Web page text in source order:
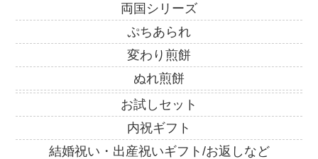
両国シリーズ
ぷちあられ
変わり煎餅
ぬれ煎餅
お試しセット
内祝ギフト
結婚祝い・出産祝いギフト/お返しなど